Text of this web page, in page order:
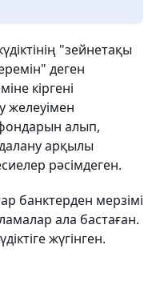
"зейнетақы
деген
кіргені
желеуімен
алып,
арқылы
рәсімдеген.
банктерден мерзімі
ала бастаған.
жүгінген.